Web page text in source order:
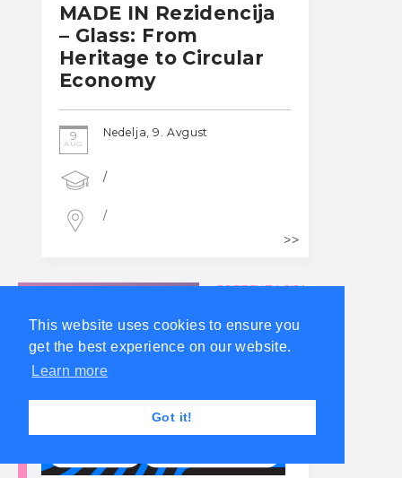
This website uses cookies to ensure you
get the best experience on our website.
Learn more
Got it!
MADE IN Rezidencija
– Glass: From
Heritage to Circular
Economy
9
AUG
Nedelja, 9. Avgust
/
/
PREZENTACIJA